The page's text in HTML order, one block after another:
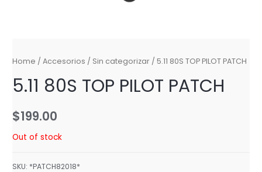
Home /Accesorios / Sin categorizar / 5.11 80S TOP PILOT PATCH
5.11 80S TOP PILOT PATCH
$199.00
Out of stock
SKU: *PATCH82018*